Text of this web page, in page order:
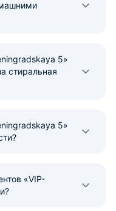
5»
стиральная
5»
«VIP-